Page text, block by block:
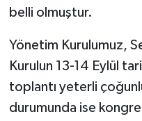
belli olmuştur.
Yönetim Kurulumuz,
Kurulun 13-14 Eylül
toplantı yeterli
durumunda ise